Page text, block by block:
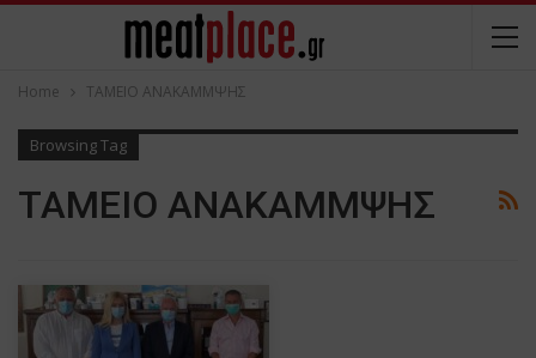
Home ΤΑΜΕΙΟ ΑΝΑΚΑΜΜΨΗΣ
Browsing Tag
ΤΑΜΕΙΟ ΑΝΑΚΑΜΜΨΗΣ